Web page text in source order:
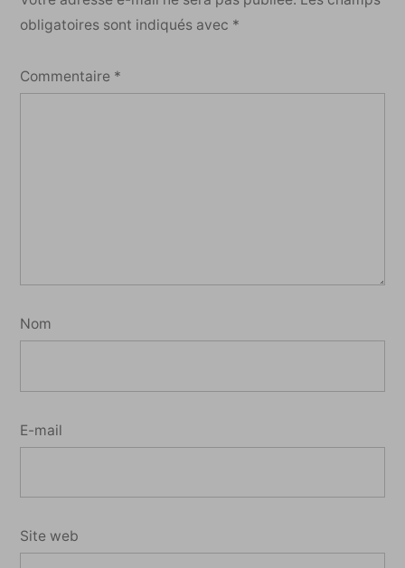
obligatoires sont indiqués avec *
Commentaire *
Nom
E-mail
Site web